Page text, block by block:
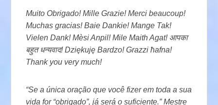
Muito Obrigado! Mille Grazie! Merci beaucoup!
Muchas gracias! Baie Dankie! Mange Tak!
Vielen Dank! Mèsi Anpil! Mile Maith Agat! आपका
बहुत धन्यवाद! Dziękuję Bardzo! Grazzi ħafna!
Thank you very much!
“Se a única oração que você fizer em toda a sua
vida for “obrigado”, já será o suficiente.” Mestre